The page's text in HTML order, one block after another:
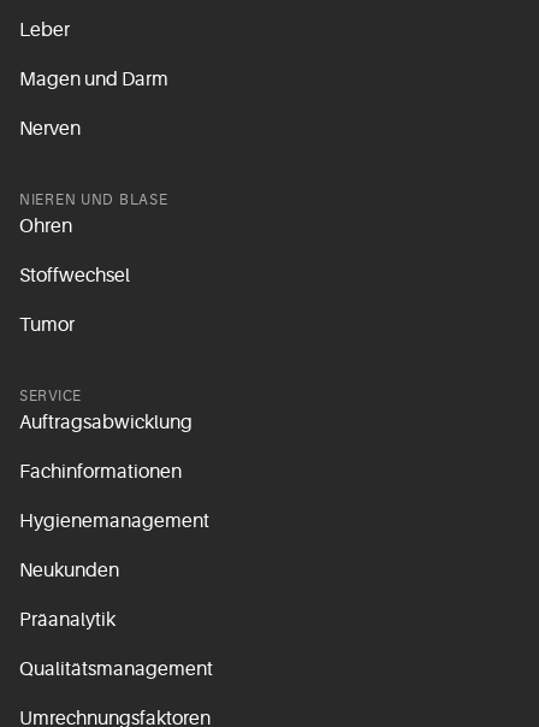
Leber
Magen und Darm
Nerven
NIEREN UND BLASE
Ohren
Stoffwechsel
Tumor
SERVICE
Auftragsabwicklung
Fachinformationen
Hygienemanagement
Neukunden
Präanalytik
Qualitätsmanagement
Umrechnungsfaktoren